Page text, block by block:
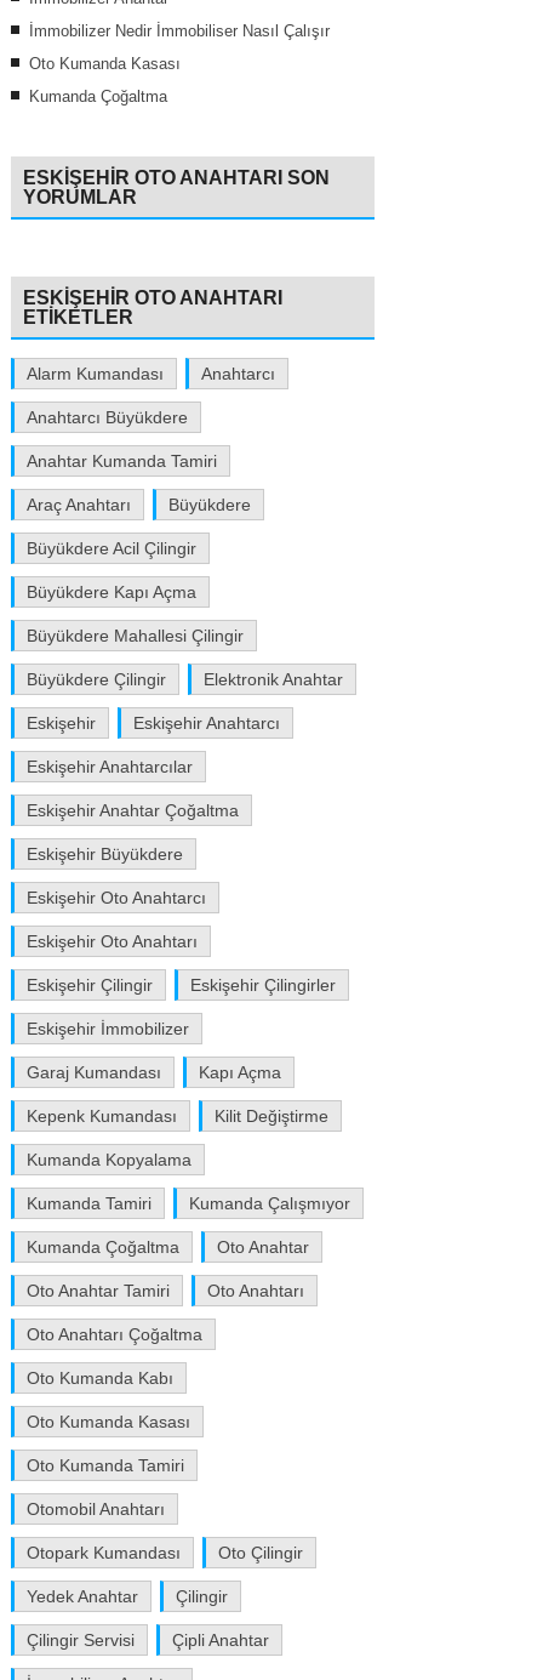
İmmobilizer Nedir İmmobiliser Nasıl Çalışır
Oto Kumanda Kasası
Kumanda Çoğaltma
ESKIŞEHIR OTO ANAHTARI SON
YORUMLAR
ESKIŞEHIR OTO ANAHTARI
ETIKETLER
Alarm Kumandası Anahtarcı
Anahtarcı Büyükdere
Anahtar Kumanda Tamiri
Araç Anahtarı Büyükdere
Büyükdere Acil Çilingir
Büyükdere Kapı Açma
Büyükdere Mahallesi Çilingir
Büyükdere Çilingir Elektronik Anahtar
Eskişehir Eskişehir Anahtarcı
Eskişehir Anahtarcılar
Eskişehir Anahtar Çoğaltma
Eskişehir Büyükdere
Eskişehir Oto Anahtarcı
Eskişehir Oto Anahtarı
Eskişehir Çilingir Eskişehir Çilingirler
Eskişehir İmmobilizer
Garaj Kumandası Kapı Açma
Kepenk Kumandası Kilit Değiştirme
Kumanda Kopyalama
Kumanda Tamiri Kumanda Çalışmıyor
Kumanda Çoğaltma Oto Anahtar
Oto Anahtar Tamiri Oto Anahtarı
Oto Anahtarı Çoğaltma
Oto Kumanda Kabı
Oto Kumanda Kasası
Oto Kumanda Tamiri
Otomobil Anahtarı
Otopark Kumandası Oto Çilingir
Yedek Anahtar Çilingir
Çilingir Servisi Çipli Anahtar